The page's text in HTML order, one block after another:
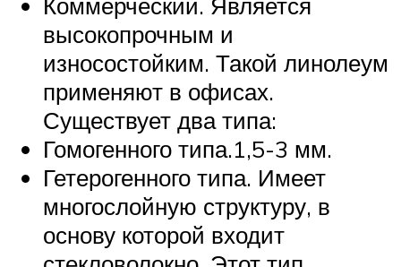
высокопрочным и
износостойким. Такой линолеум
применяют в офисах.
Существует два типа:
Гомогенного типа.1,5-3 мм.
Гетерогенного типа. Имеет
многослойную структуру, в
основу которой входит